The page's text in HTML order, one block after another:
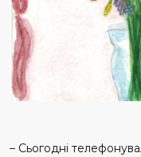
– Сьогодні